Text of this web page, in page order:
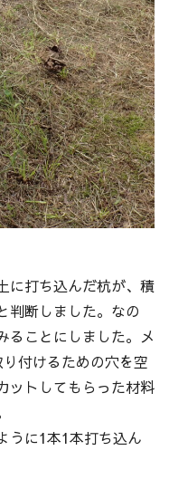
に打ち込んだ杭が、積
判断しました。なの
ることにしました。メ
付けるための穴を空
ットしてもらった材料
うに1本1本打ち込ん